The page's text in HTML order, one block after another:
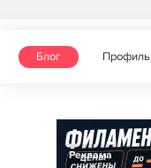
Блог Профиль
Реклама